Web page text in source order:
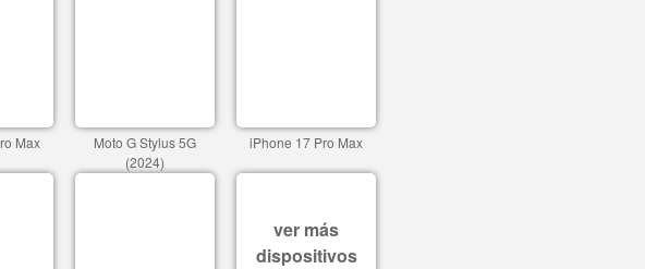
Max
Moto G Stylus 5G
(2024)
iPhone 17 Pro Max
ver más
dispositivos